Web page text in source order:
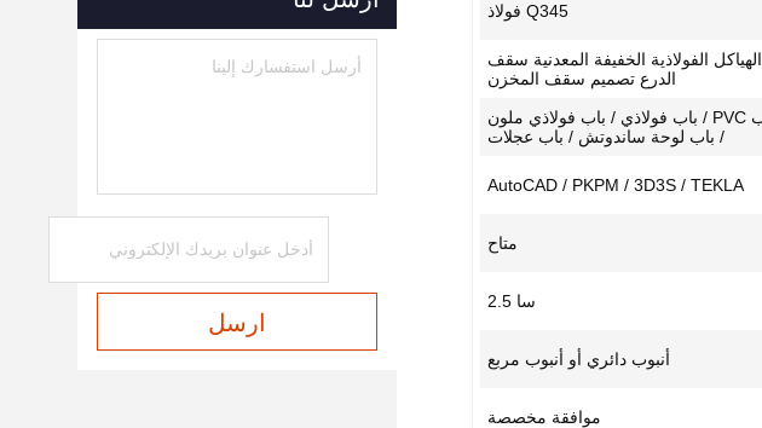
Q345 فولاذ
الهياكل الفولاذية الخفيفة المعدنية سقف
الدرع تصميم سقف المخزن
باب PVC / باب فولاذي / باب فولاذي ملون
/ باب لوحة ساندوتش / باب عجلات
AutoCAD / PKPM / 3D3S / TEKLA
متاح
سا 2.5
أنبوب دائري أو أنبوب مربع
موافقة مخصصة
ارسل